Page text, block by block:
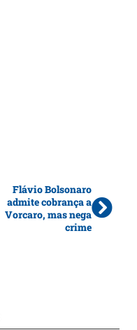
Flávio Bolsonaro
admite cobrança a
Vorcaro, mas nega
crime